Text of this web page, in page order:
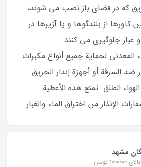
که در فضای باز نصب می شوند،
کاورها از بلندگوها و یا آژیرها در
و غبار جلوگیری می کنند.
لحماية جميع أنواع مكبرات
ضد السرقة أو أجهزة إنذار الحريق
الطلق. تمنع هذه الأغطية
الإنذار من اختراق الماء والغبار.
مشهد
تومان